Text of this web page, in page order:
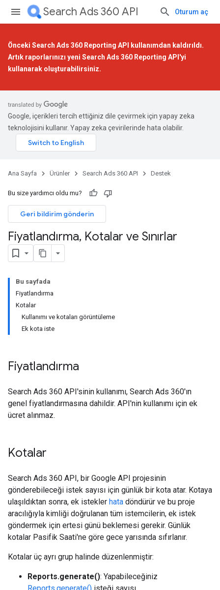
Search Ads 360 API Oturum aç
Önceki Search Ads 360 Reporting API kullanımdan kaldırıldı.
Artık raporlarınızı yeni Search Ads 360 Reporting API 'yi
kullanarak oluşturabilirsiniz.
Google, içerikleri tercih ettiğiniz dile çevirmek için yapay zeka
teknolojisini kullanır. Yapay zeka çevirilerinde hata olabilir.
Ana Sayfa Ürünler Search Ads 360 API Destek
Bu size yardımcı oldu mu?
Geri bildirim gönderin
Fiyatlandırma, Kotalar ve Sınırlar
Bu sayfada
Fiyatlandırma
Kotalar
Kullanımı ve kotaları görüntüleme
Ek kota iste
Fiyatlandırma
Search Ads 360 API'sinin kullanımı, Search Ads 360'ın
genel fiyatlandırmasına dahildir. API'nin kullanımı için ek
ücret alınmaz.
Kotalar
Search Ads 360 API, bir Google API projesinin
gönderebileceği istek sayısı için günlük bir kota atar. Kotaya
ulaşıldıktan sonra, ek istekler hata döndürür ve bu proje
aracılığıyla kimliği doğrulanan tüm istemcilerin, ek istek
göndermek için ertesi günü beklemesi gerekir. Günlük
kotalar Pasifik Saati'ne göre gece yarısında sıfırlanır.
Kotalar üç ayrı grup halinde düzenlenmiştir:
Reports.generate(): Yapabileceğiniz